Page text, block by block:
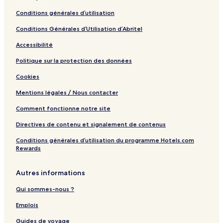
c
P
i
s
i
e
Conditions générales d’utilisation
Conditions Générales d’Utilisation d’Abritel
Accessibilité
Politique sur la protection des données
Cookies
Mentions légales / Nous contacter
Comment fonctionne notre site
Directives de contenu et signalement de contenus
Conditions générales d’utilisation du programme Hotels.com
Rewards
Autres informations
Qui sommes-nous ?
Emplois
Guides de voyage